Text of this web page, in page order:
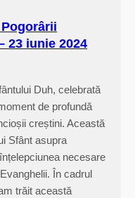
23 iunie 2024
Duh, celebrată
de profundă
creștini. Această
Sfânt asupra
necesare
În cadrul
trăit această